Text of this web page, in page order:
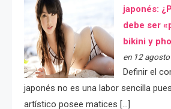
japonés:
debe ser
bikini y
en 12
Definir el
japonés no es una labor sencilla
artístico posee matices […]